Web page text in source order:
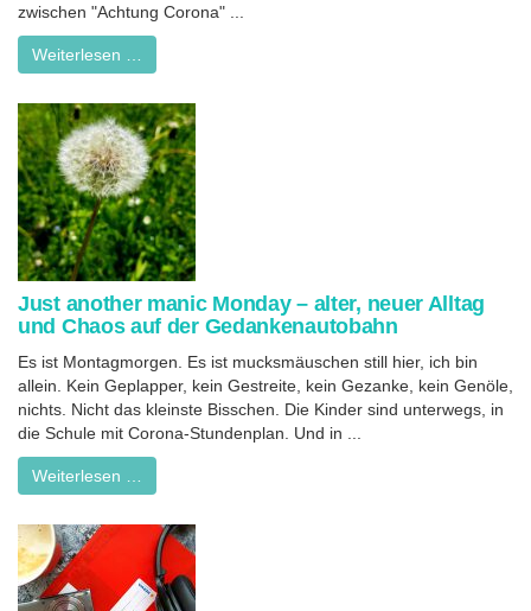
zwischen "Achtung Corona" ...
Weiterlesen …
Just another manic Monday – alter, neuer Alltag
und Chaos auf der Gedankenautobahn
Es ist Montagmorgen. Es ist mucksmäuschen still hier, ich bin
allein. Kein Geplapper, kein Gestreite, kein Gezanke, kein Genöle,
nichts. Nicht das kleinste Bisschen. Die Kinder sind unterwegs, in
die Schule mit Corona-Stundenplan. Und in ...
Weiterlesen …